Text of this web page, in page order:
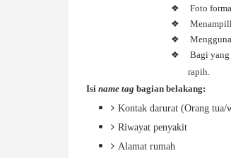
❖
Foto
❖
❖
❖
Bagi
rapih.
Isi name tag bagian belakang:
Kontak darurat (Orang tua/
Riwayat penyakit
Alamat rumah